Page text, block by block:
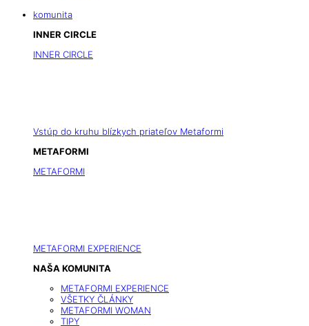
komunita
INNER CIRCLE
INNER CIRCLE
Vstúp do kruhu blízkych priateľov Metaformi
METAFORMI
METAFORMI
METAFORMI EXPERIENCE
NAŠA KOMUNITA
METAFORMI EXPERIENCE
VŠETKY ČLÁNKY
METAFORMI WOMAN
TIPY